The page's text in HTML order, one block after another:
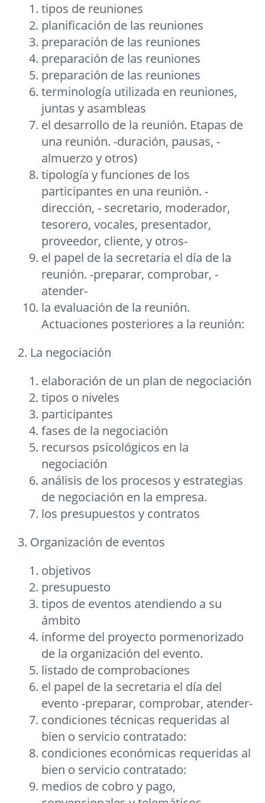
tipos de reuniones
planificación de las reuniones
preparación de las reuniones
preparación de las reuniones
preparación de las reuniones
terminología utilizada en reuniones,
juntas y asambleas
el desarrollo de la reunión. Etapas de
una reunión. -duración, pausas, -
almuerzo y otros)
tipología y funciones de los
participantes en una reunión. -
dirección, - secretario, moderador,
tesorero, vocales, presentador,
proveedor, cliente, y otros-
el papel de la secretaria el día de la
reunión. -preparar, comprobar, -
atender-
la evaluación de la reunión.
Actuaciones posteriores a la reunión:
2. La negociación
elaboración de un plan de negociación
tipos o niveles
participantes
fases de la negociación
recursos psicológicos en la
negociación
análisis de los procesos y estrategias
de negociación en la empresa.
los presupuestos y contratos
3. Organización de eventos
objetivos
presupuesto
tipos de eventos atendiendo a su
ámbito
informe del proyecto pormenorizado
de la organización del evento.
listado de comprobaciones
el papel de la secretaria el día del
evento -preparar, comprobar, atender-
condiciones técnicas requeridas al
bien o servicio contratado:
condiciones económicas requeridas al
bien o servicio contratado:
medios de cobro y pago,